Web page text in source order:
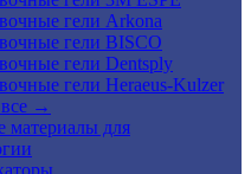
гели Arkona
гели BISCO
гели Dentsply
гели Heraeus-Kulzer
→
материалы для